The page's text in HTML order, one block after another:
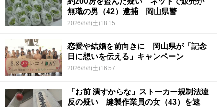
無職の男（42）逮捕 岡山県警
2026/8/8(土)18:15
恋愛や結婚を前向きに 岡山県が「記念
日に想いを伝える」キャンペーン
2026/8/8(土)16:57
「お前 潰すからな」ストーカー規制法違
反の疑い 縫製作業員の女（43）を逮